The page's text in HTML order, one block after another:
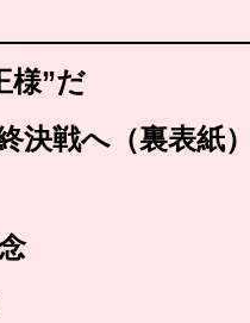
様”だ
決戦へ（裏表紙